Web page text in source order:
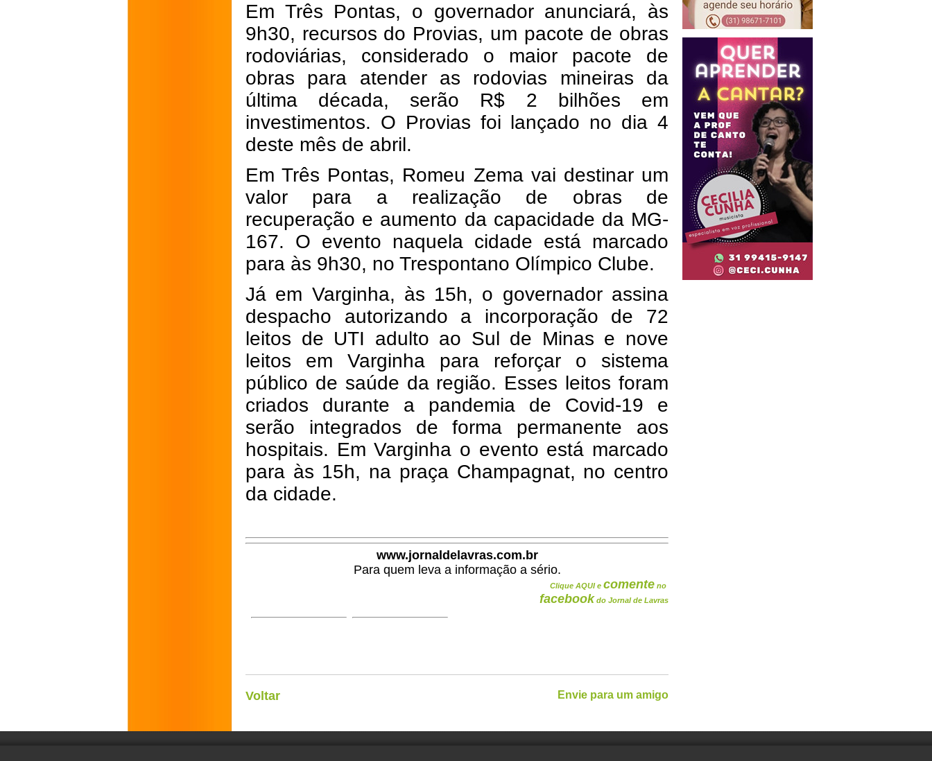
Em Três Pontas, o governador anunciará, às
9h30, recursos do Provias, um pacote de obras
rodoviárias, considerado o maior pacote de
obras para atender as rodovias mineiras da
última década, serão R$ 2 bilhões em
investimentos. O Provias foi lançado no dia 4
deste mês de abril.
Em Três Pontas, Romeu Zema vai destinar um
valor para a realização de obras de
recuperação e aumento da capacidade da MG-
167. O evento naquela cidade está marcado
para às 9h30, no Trespontano Olímpico Clube.
Já em Varginha, às 15h, o governador assina
despacho autorizando a incorporação de 72
leitos de UTI adulto ao Sul de Minas e nove
leitos em Varginha para reforçar o sistema
público de saúde da região. Esses leitos foram
criados durante a pandemia de Covid-19 e
serão integrados de forma permanente aos
hospitais. Em Varginha o evento está marcado
para às 15h, na praça Champagnat, no centro
da cidade.
www.jornaldelavras.com.br
Para quem leva a informação a sério.
Clique AQUI e comente no
facebook do Jornal de Lavras
Voltar Envie para um amigo